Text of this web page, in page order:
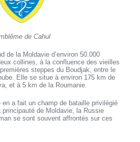
de Cahul
de la Moldavie d’environ 50.000
collines, à la confluence des vieilles
steppes du Boudjak, entre le
Elle se situe à environ 175 km de
et à 5 km de la Roumanie.
a fait un champ de bataille privilégié
de Moldavie, la Russie
se sont souvent affrontés sur ces